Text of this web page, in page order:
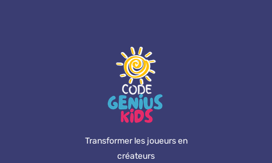
Transformer les joueurs en
créateurs